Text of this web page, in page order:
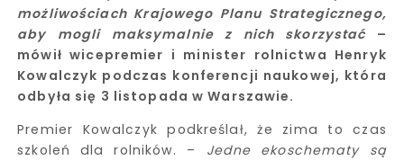
możliwościach Krajowego Planu Strategicznego,
aby mogli maksymalnie z nich skorzystać–
mówił wicepremier i minister rolnictwa Henryk
Kowalczyk podczas konferencji naukowej, która
odbyła się 3 listopada w Warszawie.
Premier Kowalczyk podkreślał, że zima to czas
szkoleń dla rolników. – Jedne ekoschematy są